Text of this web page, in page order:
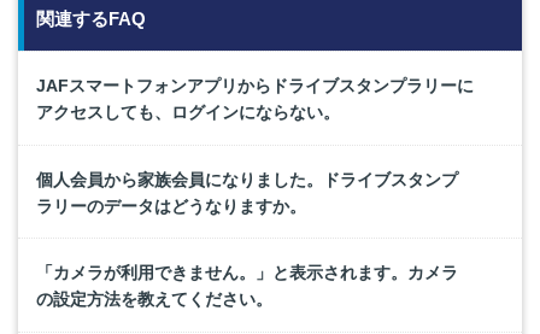
関連するFAQ
JAFスマートフォンアプリからドライブスタンプラリーに
アクセスしても、ログインにならない。
個人会員から家族会員になりました。ドライブスタンプ
ラリーのデータはどうなりますか。
「カメラが利用できません。」と表示されます。カメラ
の設定方法を教えてください。